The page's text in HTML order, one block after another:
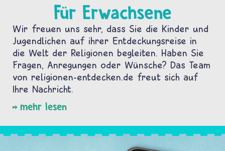
Für Erwachsene
Wir freuen uns sehr, dass Sie die Kinder und
Jugendlichen auf ihrer Entdeckungsreise in
die Welt der Religionen begleiten. Haben Sie
Fragen, Anregungen oder Wünsche? Das Team
von religionen-entdecken.de freut sich auf
Ihre Nachricht.
mehr lesen